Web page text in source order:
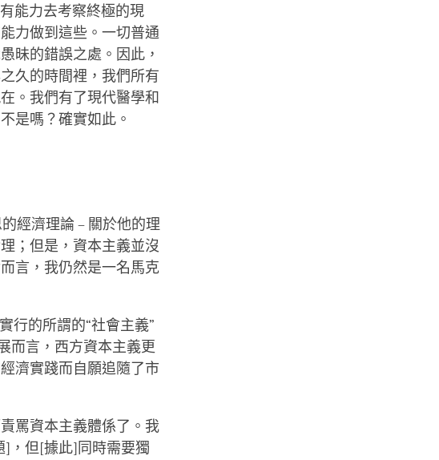
能力去考察終極的現
力做到這些。一切普通
昧的錯誤之處。因此，
久的時間裡，我們所有
。我們有了現代醫學和
是嗎？確實如此。
經濟理論 – 關於他的理
；但是，資本主義並沒
言，我仍然是一名馬克
行的所謂的“社會主義”
而言，西方資本主義更
濟實踐而自願追隨了市
罵資本主義體係了。我
] ，但[據此] 同時需要獨